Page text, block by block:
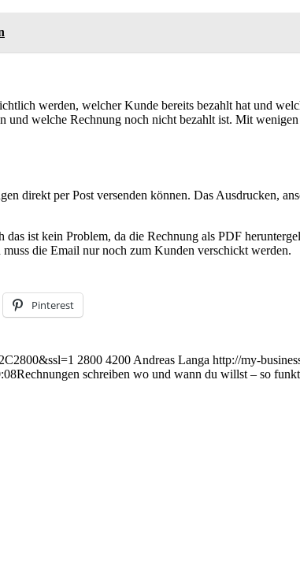
werden, welcher Kunde bereits bezahlt hat und
welche Rechnung noch nicht bezahlt ist. Mit
direkt per Post versenden können. Das Ausdrucken,
ist kein Problem, da die Rechnung als PDF
die Email nur noch zum Kunden verschickt werden.
Pinterest
2800 4200 Andreas Langa http://my-
Rechnungen schreiben wo und wann du willst – so